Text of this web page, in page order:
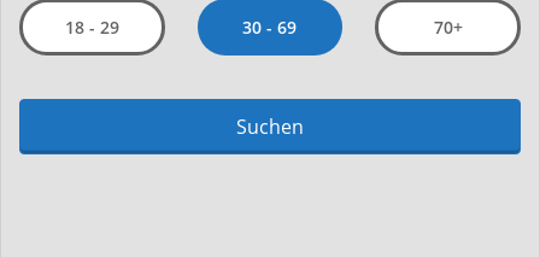
18 - 29 30 - 69 70+
Suchen